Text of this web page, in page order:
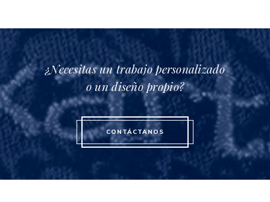
¿Necesitas un trabajo personalizado
o un diseño propio?
CONTÁCTANOS